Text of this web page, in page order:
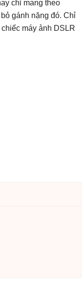
chỉ mang theo
gánh nặng đó. Chỉ
máy ảnh DSLR